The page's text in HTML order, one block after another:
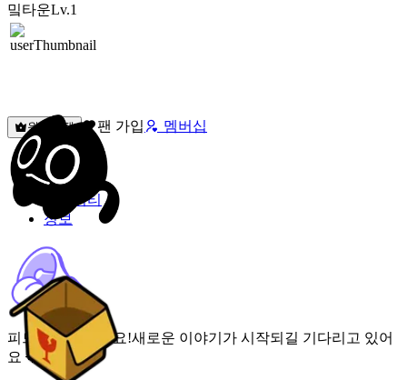
밐타운Lv.1
원픽선택 팬 가입 멤버십
밐타운
피드
커뮤니티
정보
피드가 비어있어요!새로운 이야기가 시작되길 기다리고 있어
요 🌟